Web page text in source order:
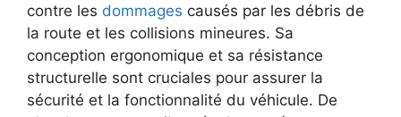
contre les dommages causés par les débris de
la route et les collisions mineures. Sa
conception ergonomique et sa résistance
structurelle sont cruciales pour assurer la
sécurité et la fonctionnalité du véhicule. De